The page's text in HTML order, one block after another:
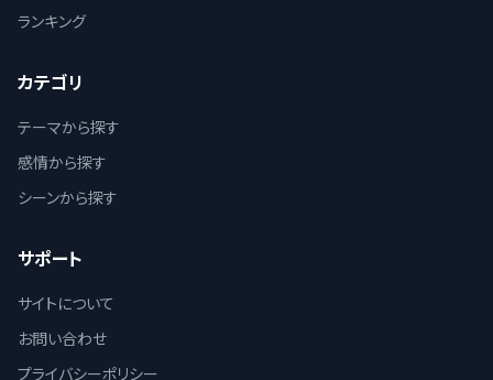
ランキング
カテゴリ
テーマから探す
感情から探す
シーンから探す
サポート
サイトについて
お問い合わせ
プライバシーポリシー